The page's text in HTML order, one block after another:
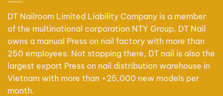
thể.
Các
tùy
chọn
có
thể
được
thể.
Các
chọn
có
thể
được
DT Nailroom Limited Liability Company is a member
of the multinational corporation NTY Group. DT Nail
owns a manual Press on nail factory with more than
250 employees. Not stopping there, DT nail is also the
largest export Press on nail distribution warehouse in
Vietnam with more than +25,000 new models per
month.